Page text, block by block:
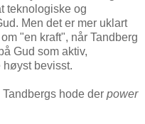
teknologiske og
Men det er mer uklart
"en kraft", når Tandberg
Gud som aktiv,
høyst bevisst.
hode der power